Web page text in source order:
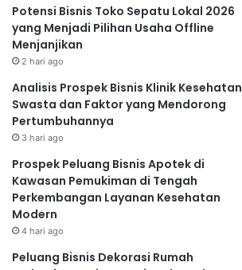
Potensi Bisnis Toko Sepatu Lokal 2026
yang Menjadi Pilihan Usaha Offline
Menjanjikan
2 hari ago
Analisis Prospek Bisnis Klinik Kesehatan
Swasta dan Faktor yang Mendorong
Pertumbuhannya
3 hari ago
Prospek Peluang Bisnis Apotek di
Kawasan Pemukiman di Tengah
Perkembangan Layanan Kesehatan
Modern
4 hari ago
Peluang Bisnis Dekorasi Rumah